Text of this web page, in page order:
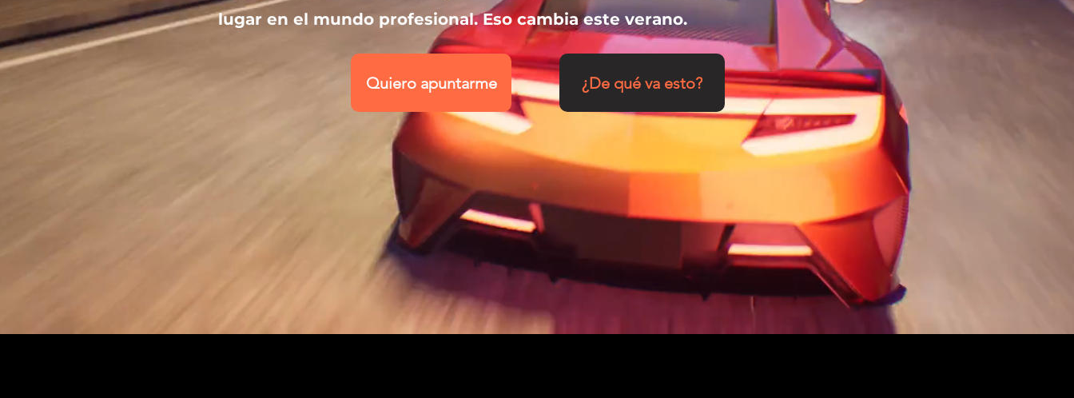
lugar en el mundo profesional. Eso cambia este verano.
Quiero apuntarme ¿De qué va esto?